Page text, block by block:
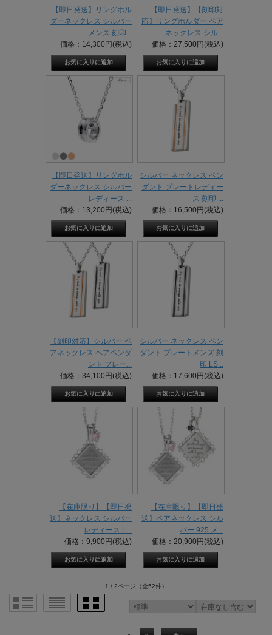
【即日発送】リングホル
ダーネックレス シルバー
メンズ 刻印...
価格：14,300円(税込)
【即日発送】【刻印対
応】リングホルダー ペア
ネックレス シル...
価格：27,500円(税込)
【即日発送】リングホル
ダーネックレス シルバー
レディース ...
価格：13,200円(税込)
シルバー ネックレス ペン
ダント プレートレディー
ス 刻印 ...
価格：16,500円(税込)
【刻印対応】シルバー ペ
アネックレス ペアペンダ
ント プレー...
価格：34,100円(税込)
シルバー ネックレス ペン
ダント プレートメンズ 刻
印 LS...
価格：17,600円(税込)
【在庫限り】【即日発
送】ネックレス シルバー
レディース L...
価格：9,900円(税込)
【在庫限り】【即日発
送】ペアネックレス シル
バー 925 メ...
価格：20,900円(税込)
1 / 2ページ （全52件）